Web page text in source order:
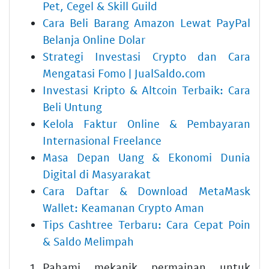
Pet, Cegel & Skill Guild
Cara Beli Barang Amazon Lewat PayPal
Belanja Online Dolar
Strategi Investasi Crypto dan Cara
Mengatasi Fomo | JualSaldo.com
Investasi Kripto & Altcoin Terbaik: Cara
Beli Untung
Kelola Faktur Online & Pembayaran
Internasional Freelance
Masa Depan Uang & Ekonomi Dunia
Digital di Masyarakat
Cara Daftar & Download MetaMask
Wallet: Keamanan Crypto Aman
Tips Cashtree Terbaru: Cara Cepat Poin
& Saldo Melimpah